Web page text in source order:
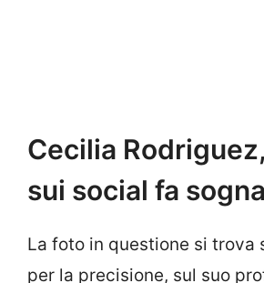
Cecilia
sui social fa
La foto in questione si trova
per la precisione, sul suo